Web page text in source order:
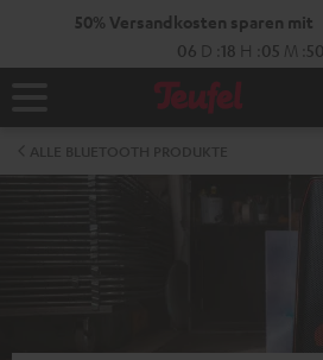
50% Versandkosten sparen mit
06 D 18 H 05 M 49
Startseite